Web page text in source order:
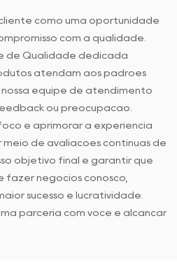
como uma oportunidade
com a qualidade.
de Qualidade dedicada
atendam aos padrões
equipe de atendimento
ou preocupação.
foco é aprimorar a experiência
de avaliações contínuas de
objetivo final é garantir que
fazer negócios conosco,
sucesso e lucratividade.
parceria com você e alcançar